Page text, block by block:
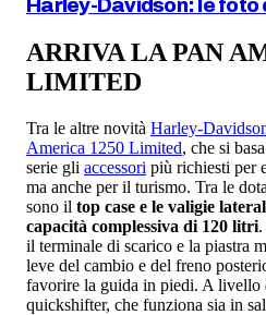
Harley-Davidson: le foto
ARRIVA LA PAN
LIMITED
Tra le altre novità Harley-
America 1250 Limited, che si
serie gli accessori più richiesti per
ma anche per il turismo. Tra le
sono il top case e le valigie
capacità complessiva di 120 litri
il terminale di scarico e la piastra
leve del cambio e del freno
favorire la guida in piedi. A livello
quickshifter, che funziona sia in